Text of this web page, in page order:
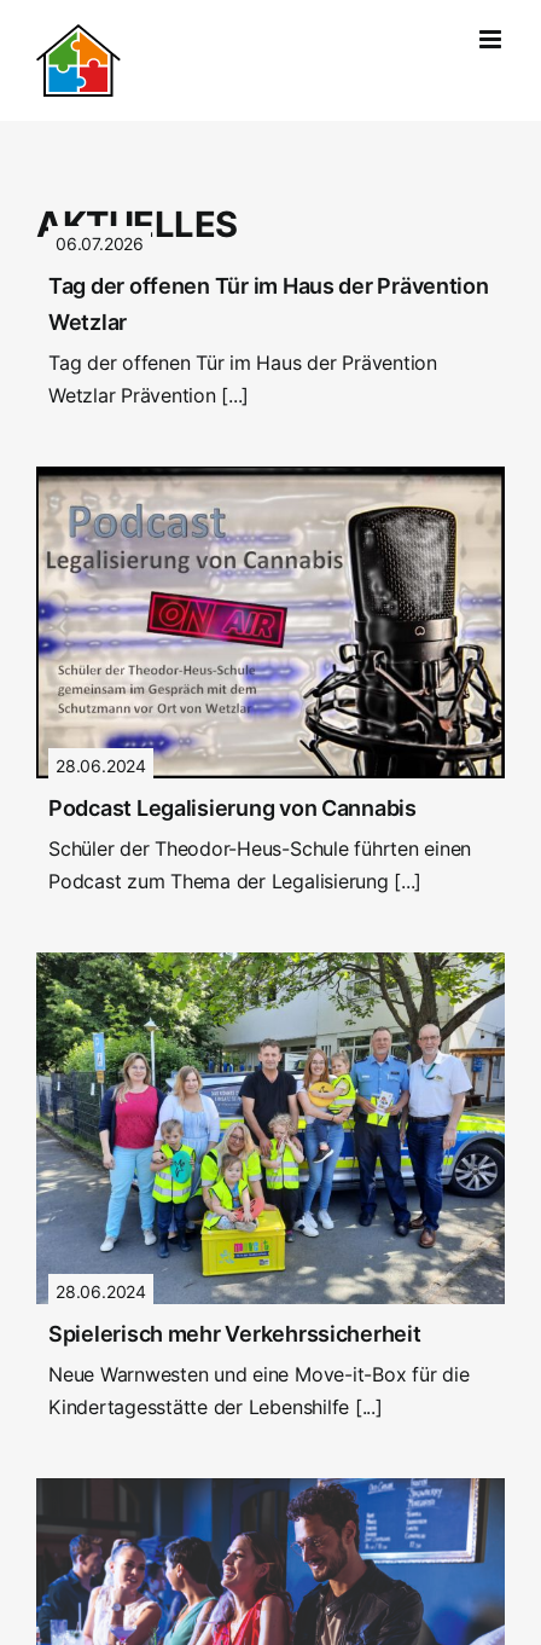
Inhalt
springen
AKTUELLES
06.07.2026
Tag der offenen Tür im Haus der Prävention
Wetzlar
Tag der offenen Tür im Haus der Prävention
Wetzlar Prävention [...]
28.06.2024
Podcast Legalisierung von Cannabis
Schüler der Theodor-Heus-Schule führten einen
Podcast zum Thema der Legalisierung [...]
28.06.2024
Spielerisch mehr Verkehrssicherheit
Neue Warnwesten und eine Move-it-Box für die
Kindertagesstätte der Lebenshilfe [...]